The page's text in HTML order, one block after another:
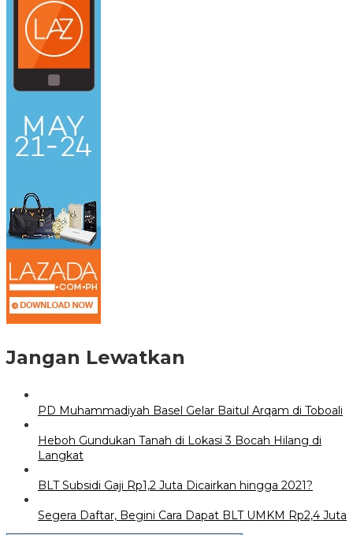
Jangan Lewatkan
PD Muhammadiyah Basel Gelar Baitul Arqam di Toboali
Heboh Gundukan Tanah di Lokasi 3 Bocah Hilang di
Langkat
BLT Subsidi Gaji Rp1,2 Juta Dicairkan hingga 2021?
Segera Daftar, Begini Cara Dapat BLT UMKM Rp2,4 Juta